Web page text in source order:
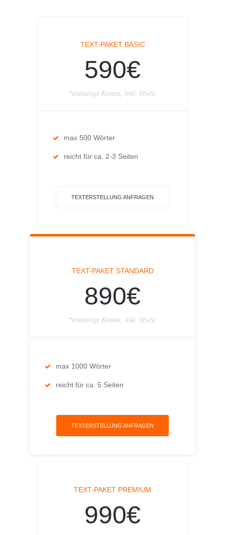
TEXT-PAKET BASIC
590€
*einmalige Kosten, inkl. MwSt.
max 500 Wörter
reicht für ca. 2-3 Seiten
TEXTERSTELLUNG ANFRAGEN
TEXT-PAKET STANDARD
890€
*einmalige Kosten, inkl. MwSt.
max 1000 Wörter
reicht für ca. 5 Seiten
TEXTERSTELLUNG ANFRAGEN
TEXT-PAKET PREMIUM
990€